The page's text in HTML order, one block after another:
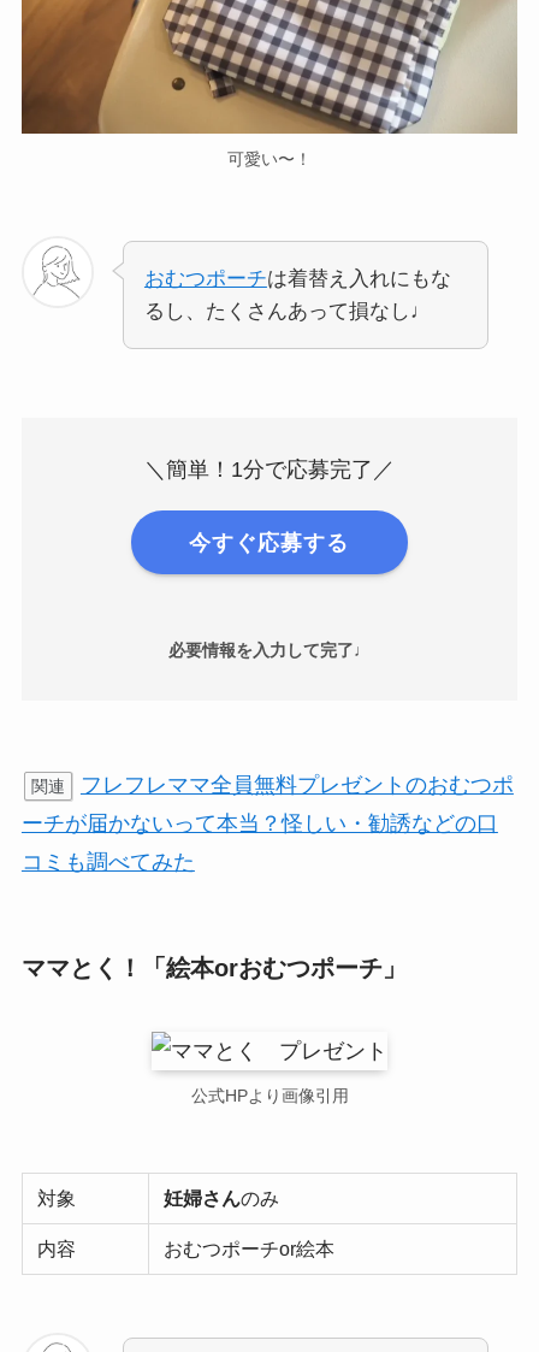
可愛い〜！
おむつポーチは着替え入れにもな
るし、たくさんあって損なし♩
＼簡単！1分で応募完了／
今すぐ応募する
必要情報を入力して完了♩
関連
フレフレママ全員無料プレゼントのおむつポ
ーチが届かないって本当？怪しい・勧誘などの口
コミも調べてみた
ママとく！「絵本orおむつポーチ」
公式HPより画像引用
対象 妊婦さんのみ
内容 おむつポーチor絵本